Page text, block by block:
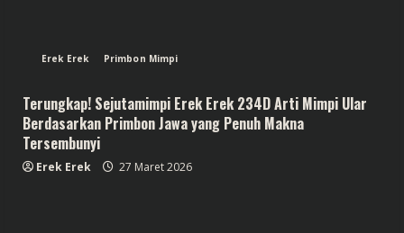
Erek Erek Primbon Mimpi
Terungkap! Sejutamimpi Erek Erek 234D Arti Mimpi Ular
Berdasarkan Primbon Jawa yang Penuh Makna
Tersembunyi
Erek Erek 27 Maret 2026